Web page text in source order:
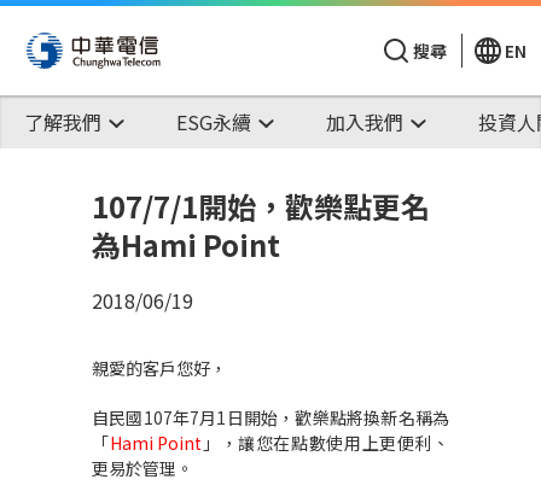
搜尋 EN
了解我們 ESG永續 加入我們 投資
107/7/1開始，歡樂點更名
為Hami Point
2018/06/19
親愛的客戶您好，
自民國107年7月1日開始，歡樂點將換新名稱為
「Hami Point 」，讓您在點數使用上更便利、
更易於管理。